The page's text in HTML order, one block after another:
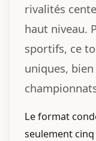
rivalités
haut niveau.
sportifs, ce
uniques,
Le format
seulement